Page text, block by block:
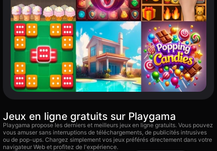
Jeux en ligne gratuits sur Playgama
Playgama propose les derniers et meilleurs jeux en ligne gratuits. Vous pouvez
vous amuser sans interruptions de téléchargements, de publicités intrusives
ou de pop-ups. Chargez simplement vos jeux préférés directement dans votre
navigateur Web et profitez de l'expérience.